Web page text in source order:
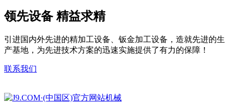
领先设备 精益求精
引进国内外先进的精加工设备、钣金加工设备，造就先进的生
产基地，为先进技术方案的迅速实施提供了有力的保障！
联系我们